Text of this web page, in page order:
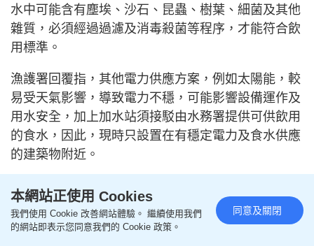
水中可能含有塵埃、沙石、昆蟲、樹葉、細菌及其他
雜質，必須經過過濾及消毒殺菌等程序，才能符合飲
用標準。
漁護署回覆指，其他電力供應方案，例如太陽能，較
易受天氣影響，導致電力不穩，可能影響設備運作及
用水安全，加上加水站須接駁由水務署提供可供飲用
的食水，因此，現時只設置在有穩定電力及食水供應
的建築物附近。
記者：潘明卉
↓追蹤《星島頭條》WhatsApp頻道↓
本網站正使用 Cookies
我們使用 Cookie 改善網站體驗。 繼續使用我們
的網站即表示您同意我們的 Cookie 政策。
同意及關閉